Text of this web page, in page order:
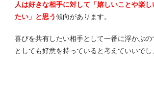
人は好きな相手に対して「嬉しいことや楽
たい」と思う傾向があります。
喜びを共有したい相手として一番に浮かぶの
としても好意を持っていると考えていいでし